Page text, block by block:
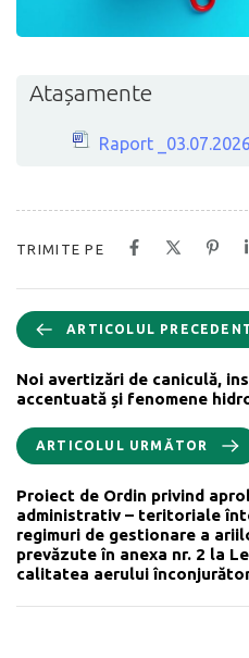
Atașamente
Raport _03.07.2026
TRIMITE PE
ARTICOLUL
Noi avertizări de caniculă,
accentuată și fenomene
ARTICOLUL URMĂTOR
Proiect de Ordin privind
administrativ – teritoriale
regimuri de gestionare a
prevăzute în anexa nr. 2 la
calitatea aerului